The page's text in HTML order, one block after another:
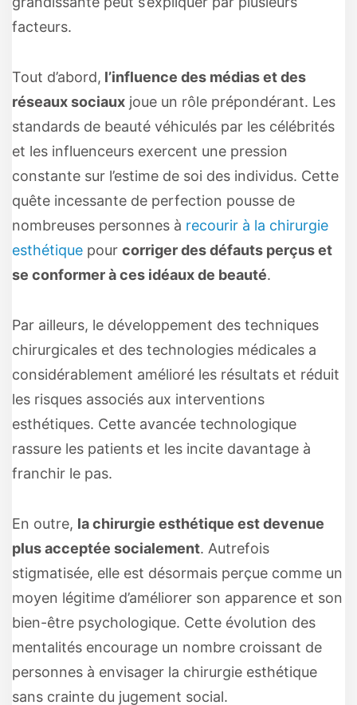
facteurs.
Tout d’abord, l’influence des médias et des
réseaux sociaux joue un rôle prépondérant. Les
standards de beauté véhiculés par les célébrités
et les influenceurs exercent une pression
constante sur l’estime de soi des individus. Cette
quête incessante de perfection pousse de
nombreuses personnes à recourir à la chirurgie
esthétique pour corriger des défauts perçus et
se conformer à ces idéaux de beauté.
Par ailleurs, le développement des techniques
chirurgicales et des technologies médicales a
considérablement amélioré les résultats et réduit
les risques associés aux interventions
esthétiques. Cette avancée technologique
rassure les patients et les incite davantage à
franchir le pas.
En outre, la chirurgie esthétique est devenue
plus acceptée socialement. Autrefois
stigmatisée, elle est désormais perçue comme un
moyen légitime d’améliorer son apparence et son
bien-être psychologique. Cette évolution des
mentalités encourage un nombre croissant de
personnes à envisager la chirurgie esthétique
sans crainte du jugement social.